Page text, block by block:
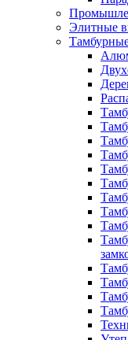
Элитные